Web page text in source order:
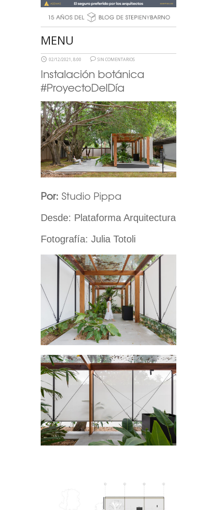
MENU
02/12/2021, 8:00 SIN COMENTARIOS
Instalación botánica
#ProyectoDelDía
Por: Studio Pippa
Desde: Plataforma Arquitectura
Fotografía: Julia Totoli